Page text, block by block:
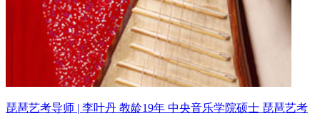
琵琶艺考导师 | 李叶丹 教龄19年 中央音乐学院硕士 琵琶艺考